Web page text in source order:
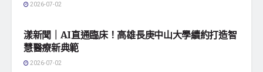
2026-07-02
漾新聞｜AI直通臨床！高雄長庚中山大學續約打造智
慧醫療新典範
2026-07-02